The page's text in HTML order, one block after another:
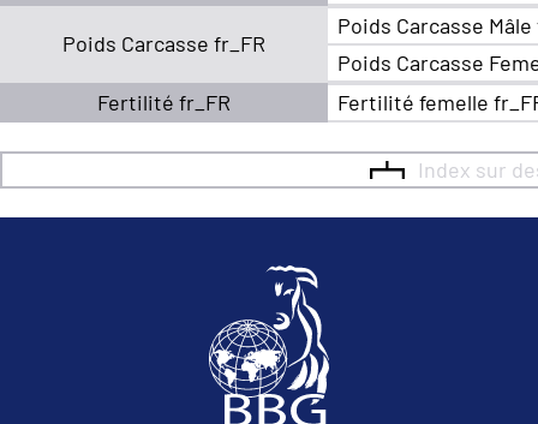
Poids Carcasse fr_FR
Poids Carcasse Mâle
Poids Carcasse
Fertilité fr_FR
Fertilité femelle
Index sur